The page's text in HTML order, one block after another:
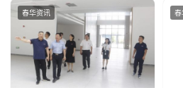
春华资讯 春